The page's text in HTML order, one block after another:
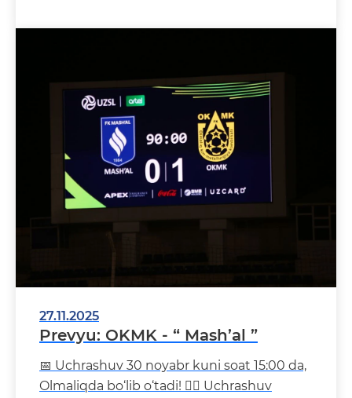
27.11.2025
Prevyu: OKMK - “ Mash’al ”
📅 Uchrashuv 30 noyabr kuni soat 15:00 da,
Olmaliqda bo‘lib o‘tadi! 👨‍⚖️ Uchrashuv